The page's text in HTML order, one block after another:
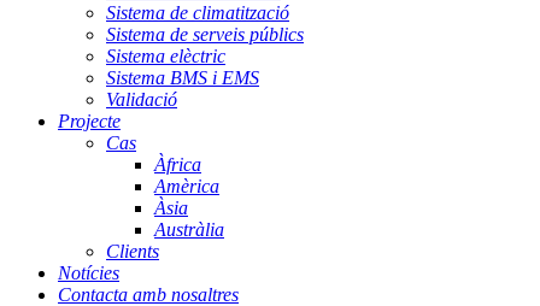
Sistema de climatització
Sistema de serveis públics
Sistema elèctric
Sistema BMS i EMS
Validació
Projecte
Cas
Àfrica
Amèrica
Àsia
Austràlia
Clients
Notícies
Contacta amb nosaltres